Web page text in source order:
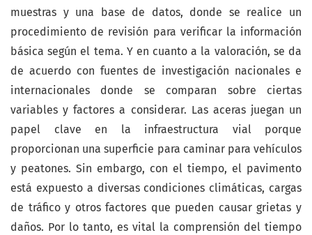
muestras y una base de datos, donde se realice un
procedimiento de revisión para verificar la información
básica según el tema. Y en cuanto a la valoración, se da
de acuerdo con fuentes de investigación nacionales e
internacionales donde se comparan sobre ciertas
variables y factores a considerar. Las aceras juegan un
papel clave en la infraestructura vial porque
proporcionan una superficie para caminar para vehículos
y peatones. Sin embargo, con el tiempo, el pavimento
está expuesto a diversas condiciones climáticas, cargas
de tráfico y otros factores que pueden causar grietas y
daños. Por lo tanto, es vital la comprensión del tiempo